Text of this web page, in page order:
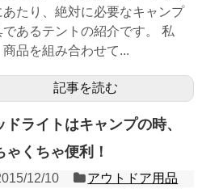
あたり、絶対に必要なキャンプ
であるテントの紹介です。 私
商品を組み合わせて...
記事を読む
ドライトはキャンプの時、
ゃくちゃ便利！
12/10
アウトドア用品